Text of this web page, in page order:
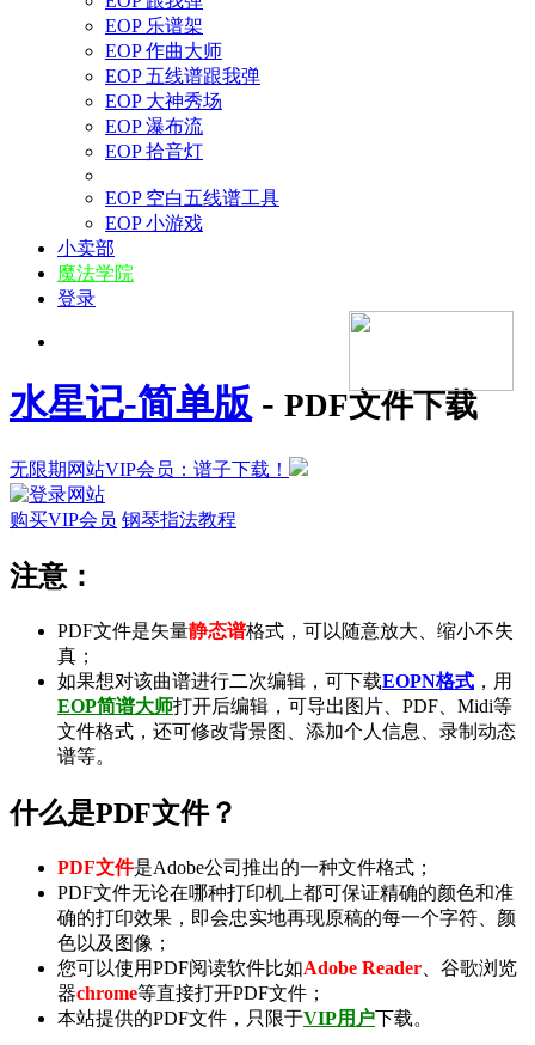
EOP 乐谱架
EOP 作曲大师
EOP 五线谱跟我弹
EOP 大神秀场
EOP 瀑布流
EOP 拾音灯
EOP 空白五线谱工具
EOP 小游戏
小卖部
魔法学院
登录
水星记-简单版 - PDF文件下载
无限期网站VIP会员：谱子下载！
购买VIP会员 钢琴指法教程
注意：
PDF文件是矢量静态谱格式，可以随意放大、缩小不失
真；
如果想对该曲谱进行二次编辑，可下载EOPN格式 ，用
EOP简谱大师打开后编辑，可导出 图片 PDF Midi等
文件格式，还可修改背景图、添加个人信息、录制 动态
谱等。
什么是PDF文件？
PDF文件是Adobe公司推出的一种文件格式；
PDF文件无论在哪种打印机上都可保证精确的颜色和准
确的打印效果，即会忠实地再现原稿的每一个字符、颜
色以及图像；
您可以使用PDF阅读软件比如Adobe Reader 、谷歌浏览
器chrome等直接打开PDF文件；
本站提供的PDF文件，只限于VIP用户下载。